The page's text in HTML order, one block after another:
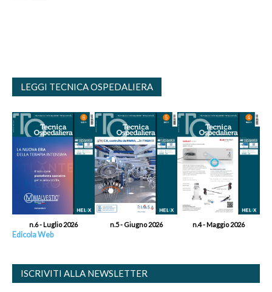
LEGGI TECNICA OSPEDALIERA
n.6 - Luglio 2026 n.5 - Giugno 2026 n.4 - Maggio 2026
Edicola Web
ISCRIVITI ALLA NEWSLETTER